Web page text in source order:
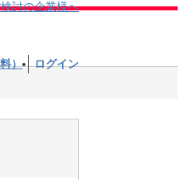
討の企業様へ
） ログイン